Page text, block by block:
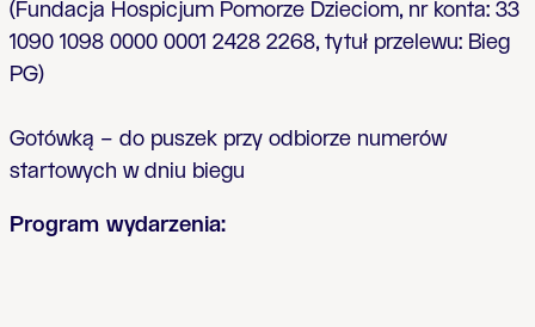
(Fundacja Hospicjum Pomorze Dzieciom, nr konta: 33
1090 1098 0000 0001 2428 2268, tytuł przelewu: Bieg
PG)
Gotówką – do puszek przy odbiorze numerów
startowych w dniu biegu
Program wydarzenia: